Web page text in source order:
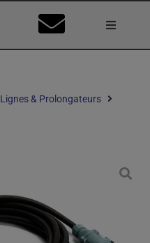
Lignes & Prolongateurs